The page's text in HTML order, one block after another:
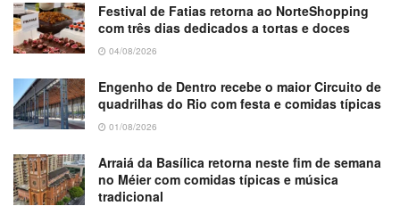
Festival de Fatias retorna ao NorteShopping
com três dias dedicados a tortas e doces
04/08/2026
Engenho de Dentro recebe o maior Circuito de
quadrilhas do Rio com festa e comidas típicas
01/08/2026
Arraiá da Basílica retorna neste fim de semana
no Méier com comidas típicas e música
tradicional